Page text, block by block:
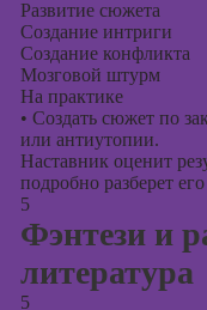
Развитие сюжета
Создание интриги
Создание конфликта
Мозговой штурм
На практике
• Создать сюжет по
или антиутопии.
Наставник оценит
подробно разберет
5
Фэнтези и
литература
5